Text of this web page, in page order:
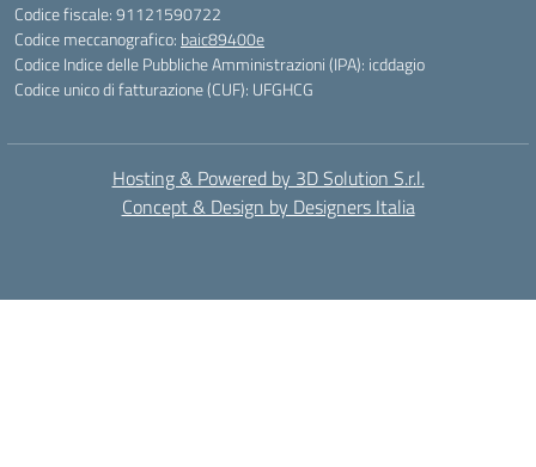
Codice fiscale: 91121590722
Codice meccanografico: baic89400e
Codice Indice delle Pubbliche Amministrazioni (IPA): icddagio
Codice unico di fatturazione (CUF): UFGHCG
Hosting & Powered by 3D Solution S.r.l.
Concept & Design by Designers Italia